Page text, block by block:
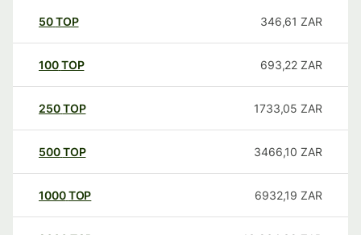
50TOP 346,61 ZAR
100TOP 693,22 ZAR
250TOP 1733,05 ZAR
500TOP 3466,10 ZAR
1000TOP 6932,19 ZAR